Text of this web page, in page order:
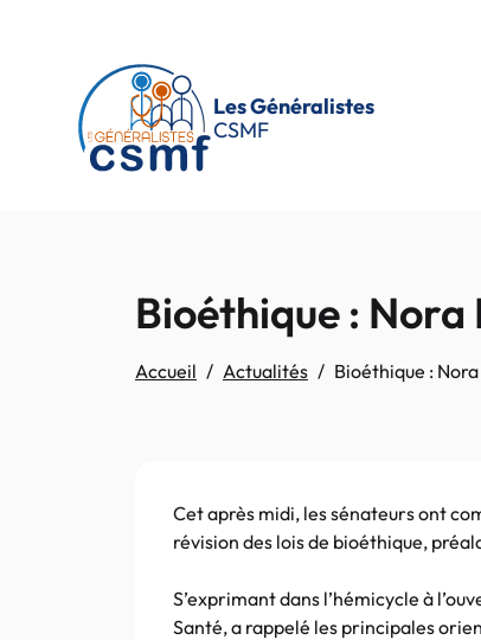
Les Généralistes
CSMF
Bioéthique :
Accueil Actualités Bioéthique :
Cet après midi, les sénateurs ont
révision des lois de bioéthique,
S’exprimant dans l’hémicycle à
Santé, a rappelé les principales